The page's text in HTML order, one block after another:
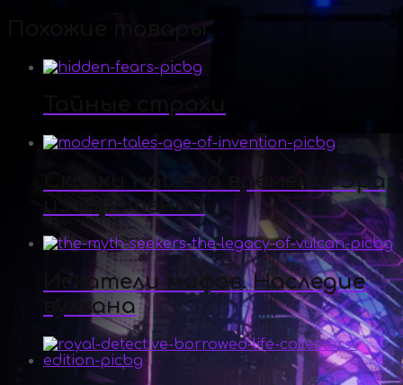
Похожие товары
Сказки нашего времени. Эра
изобретений
Искатели мифов. Наследие
вулкана